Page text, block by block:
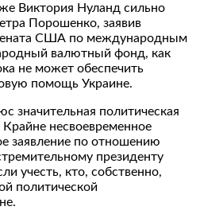
Виктория Нуланд сильно
Порошенко, заявив
США по международным
валютный фонд, как
не может обеспечить
помощь Украине.
значительная политическая
Крайне несвоевременное
заявление по отношению
президенту
учесть, кто, собственно,
политической